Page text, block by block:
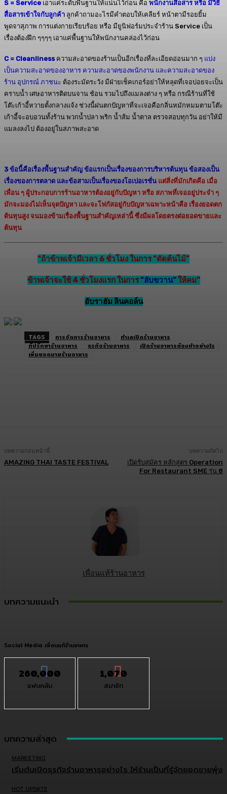
S = Service เอาแค่ระดับพื้นฐานให้แน่นไว้ก่อน คือ พนักงานสื่อสาร หรือ มีวิธี
สื่อสารเข้าใจกับลูกค้า ลูกค้าถามอะไรมีคำตอบให้เคลียร์ หน้าตามีรอยยิ้ม
พูดจาสุภาพ การแต่งกายเรียบร้อย หรือ มียูนิฟอร์มประจำร้าน Service เป็น
เรื่องต้องฝึก ๆๆๆๆ เอาแค่พื้นฐานให้พนักงานคล่องไว้ก่อน
C = Cleanlinessความสะอาดของร้านเป็นอีกเรื่องที่ละเอียดอ่อนมาก ๆ แบ่ง
เป็นความสะอาดของอาหาร ความสะอาดของพนักงาน และความสะอาดของ
ร้าน อุปกรณ์ ภาชนะ ต้องระมัดระวัง มีฝ่ายเช็คเกอร์อย่าให้หลุดที่เจอบ่อยจะเป็น
คราบน้ำ เศษอาหารติดบนจาน ช้อน รวมไปถึงแมลงต่าง ๆ หรือ กรณีร้านที่ใช้
โต๊ะเก้าอี้หวายตั้งกลางแจ้ง ช่วงนี้ฝนตกปัญหาที่จะเจอคือกลิ่นหมักหมมตามโต๊ะ
เก้าอี้จะอบอวนทั้งร้าน พวกน้ำปลา พริก น้ำส้ม น้ำตาล ตรวจสอบทุกวัน อย่าให้มี
แมลงลงไป ต้องอยู่ในสภาพสะอาด
3 ข้อนี้คือเรื่องพื้นฐานสำคัญ ข้อแรกเป็นเรื่องของการบริหารต้นทุน ข้อสองเป็น
เรื่องของการตลาด และข้อสามเป็นเรื่องของโอเปอเรชั่น แต่สิ่งที่มักเกิดคือ เมื่อ
เพื่อน ๆ ผู้ประกอบการร้านอาหารต้องอยู่กับปัญหา หรือ สภาพที่เจออยู่ประจำ ๆ
มักจะมองไม่เห็นจุดปัญหา และจะโฟกัสอยู่กับปัญหาเฉพาะหน้าคือ เรื่องยอดตก
ต้นทุนสูง จนมองข้ามเรื่องพื้นฐานสำคัญเหล่านี้ ซึ่งมีผลโดยตรงต่อยอดขายและ
ต้นทุน
“ถ้าข้าพเจ้ามีเวลา 6 ชั่วโมง ในการ “ตัดต้นไม้”
ข้าพเจ้าจะใช้ 4 ชั่วโมงแรก ในการ“ลับขวาน”ให้คม”
อับราฮัม ลินคอล์น
TAGS การจัดการร้านอาหาร
ทำเลเปิดร้านอาหาร
ที่ปรึกษาร้านอาหาร
ธุรกิจร้านอาหาร
เปิดร้านอาหารต้องทำอย่างไร
เพิ่มยอดขายร้านอาหาร
บทความก่อนหน้านี้
AMAZING THAI TASTE FESTIVAL
บทความถัดไป
เปิดรับสมัคร หลักสูตร Operation
For Restaurant SME รุ่น 8
เพื่อนแท้ร้านอาหาร
บทความแนะนำ
Social Media เพื่อนแท้ร้านอาหาร
260,000
แฟนคลับ
1,070
สมาชิก
บทความล่าสุด
MARKETING
เริ่มต้นเปิดธุรกิจร้านอาหารอย่างไร ให้ร้านเป็นที่รู้จักยอดขายพุ่ง
HOT UPDATE